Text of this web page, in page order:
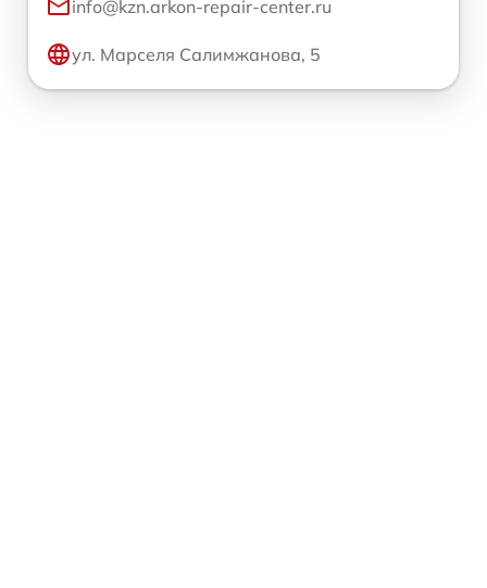
info@kzn.arkon-repair-center.ru
ул. Марселя Салимжанова, 5